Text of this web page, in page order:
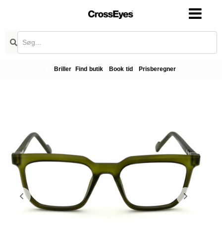
Briller Find butik Book tid Prisberegner